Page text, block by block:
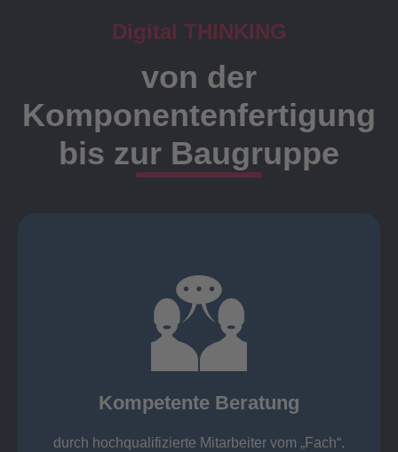
Digital THINKING
von der
Komponentenfertigung
bis zur Baugruppe
Kompetente Beratung
durch hochqualifizierte Mitarbeiter vom „Fach“.
Kompetente Beratung durch
„Fach“.
findet die Kundenbetreuung ausschließlich durch
Meister, Techniker oder Ingenieure statt.
Ansprechpartner